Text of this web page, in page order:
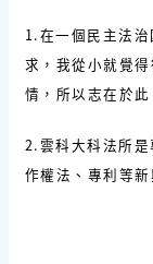
1.在一個民主法
求，我從小就覺
情，所以志在於此
2.雲科大科法所
作權法、專利等